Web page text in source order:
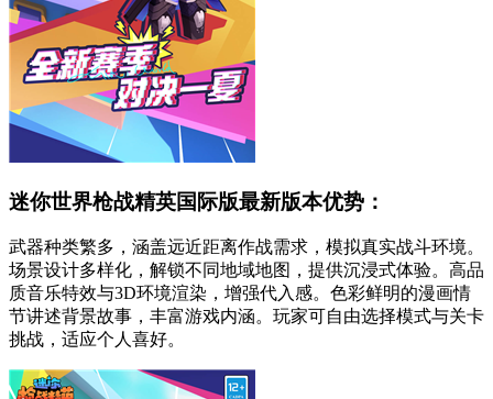
迷你世界枪战精英国际版最新版本优势：
武器种类繁多，涵盖远近距离作战需求，模拟真实战斗环境。
场景设计多样化，解锁不同地域地图，提供沉浸式体验。高品
质音乐特效与3D环境渲染，增强代入感。色彩鲜明的漫画情
节讲述背景故事，丰富游戏内涵。玩家可自由选择模式与关卡
挑战，适应个人喜好。